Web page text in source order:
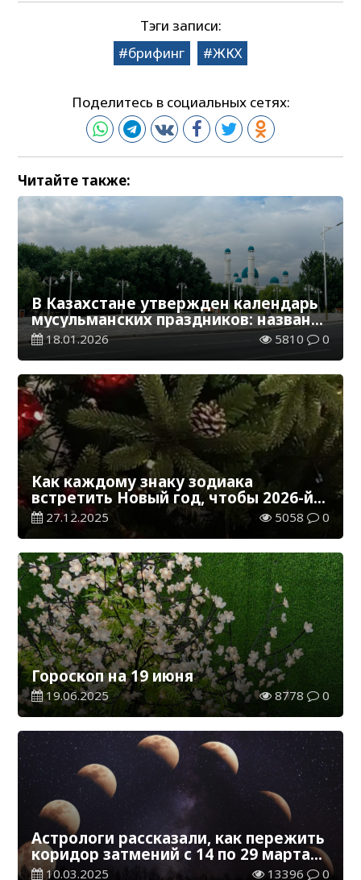
Тэги записи:
брифинг
ЖКХ
Поделитесь в социальных сетях:
Читайте также:
В Казахстане утвержден календарь
мусульманских праздников: названы
даты Рамазана, Ораза и Курбан айта
18.01.2026 5810 0
Как каждому знаку зодиака
встретить Новый год, чтобы 2026-й
прошел идеально
27.12.2025 5058 0
Гороскоп на 19 июня
19.06.2025 8778 0
Астрологи рассказали, как пережить
коридор затмений с 14 по 29 марта
всем знакам
10.03.2025 13396 0